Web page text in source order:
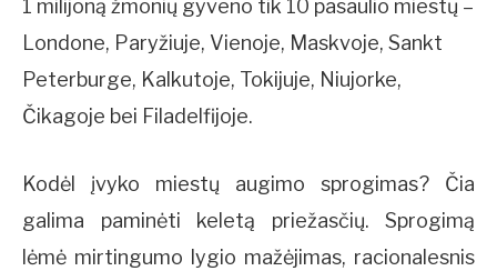
1 milijoną žmonių gyveno tik 10 pasaulio miestų –
Londone, Paryžiuje, Vienoje, Maskvoje, Sankt
Peterburge, Kalkutoje, Tokijuje, Niujorke,
Čikagoje bei Filadelfijoje.
Kodėl įvyko miestų augimo sprogimas? Čia
galima paminėti keletą priežasčių. Sprogimą
lėmė mirtingumo lygio mažėjimas, racionalesnis